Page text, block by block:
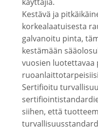
käyttäjiä.
Kestävä ja
korkealaatuisesta
galvanoitu pinta,
kestämään
vuosien luotettavaa
Sertifioitu
siihen, että